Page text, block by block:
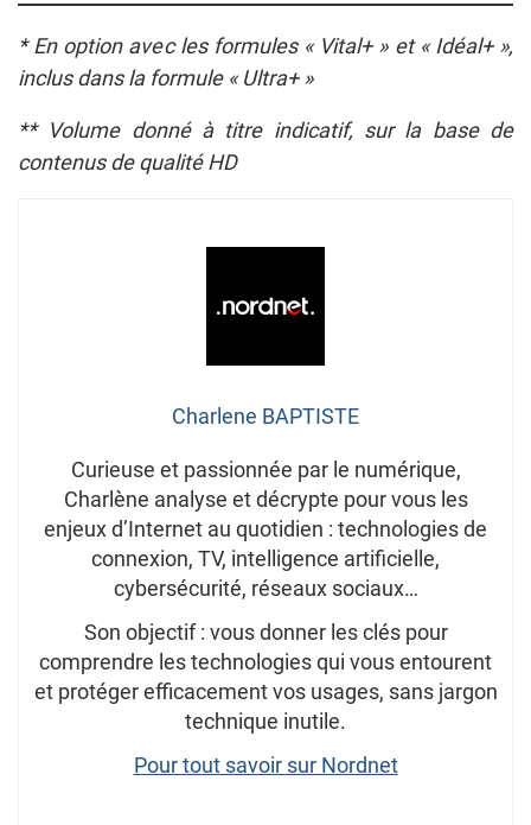
* En option avec les formules « Vital+ » et « Idéal+ »,
inclus dans la formule « Ultra+ »
** Volume donné à titre indicatif, sur la base de
contenus de qualité HD
Charlene BAPTISTE
Curieuse et passionnée par le numérique,
Charlène analyse et décrypte pour vous les
enjeux d’Internet au quotidien : technologies de
connexion, TV, intelligence artificielle,
cybersécurité, réseaux sociaux…
Son objectif : vous donner les clés pour
comprendre les technologies qui vous entourent
et protéger efficacement vos usages, sans jargon
technique inutile.
Pour tout savoir sur Nordnet